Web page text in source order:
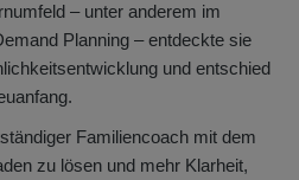
– unter anderem im
Planning – entdeckte sie
und entschied
Familiencoach mit dem
zu lösen und mehr Klarheit,